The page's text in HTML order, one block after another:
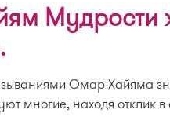
Мудрости
Омар Хайяма
многие, находя отклик